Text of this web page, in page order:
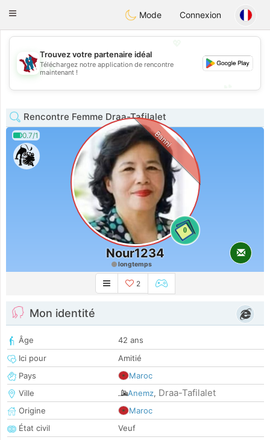
Taimerais
Toggle
Mode Connexion
💖
💕
Trouvez votre partenaire idéal
Téléchargez notre application de rencontre
maintenant !
Rencontre Femme Draa-Tafilalet
0.7/1
0
Banni
Nour1234
longtemps
2
Mon identité
Âge
42 ans
Ici pour
Amitié
Pays
Maroc
Ville
Anemz, Draa-Tafilalet
Origine
Maroc
État civil
Veuf